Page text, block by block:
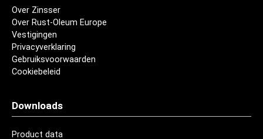
Over Zinsser
Over Rust-Oleum Europe
Vestigingen
Privacyverklaring
Gebruiksvoorwaarden
Cookiebeleid
Downloads
Product data